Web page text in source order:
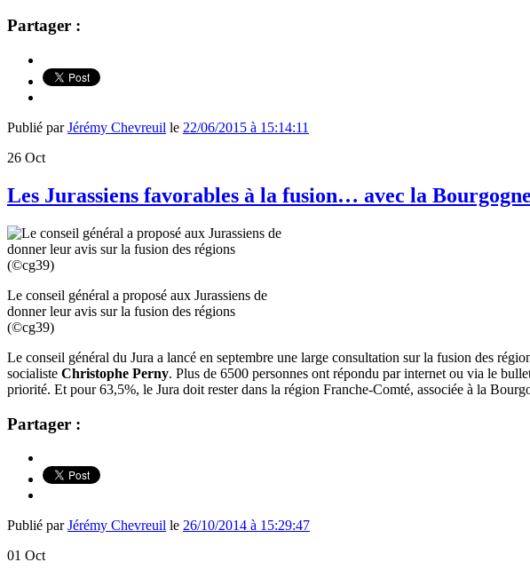
Partager :
Publié parJérémy Chevreuil le 22/06/2015 à 15:14:11
26 Oct
Les Jurassiens favorables à la fusion… avec la
Le conseil général a proposé aux Jurassiens de
donner leur avis sur la fusion des régions
(©cg39)
Le conseil général du Jura a lancé en septembre une large consultation sur la fusion des
socialiste Christophe Perny. Plus de 6500 personnes ont répondu par internet ou via le
priorité. Et pour 63,5%, le Jura doit rester dans la région Franche-Comté, associée à la
Partager :
Publié parJérémy Chevreuil le 26/10/2014 à 15:29:47
01 Oct